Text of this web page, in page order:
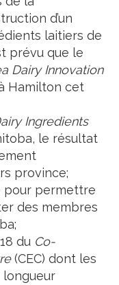
d’un
laitiers de
prévu que le
Dairy Innovation
Hamilton cet
Ingredients
le résultat
province;
pour permettre
des membres
du Co-
(CEC) dont les